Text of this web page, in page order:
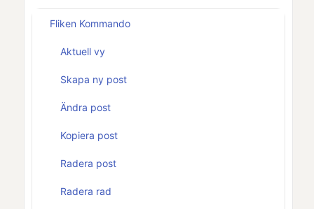
Fliken Kommando
Aktuell vy
Skapa ny post
Ändra post
Kopiera post
Radera post
Radera rad